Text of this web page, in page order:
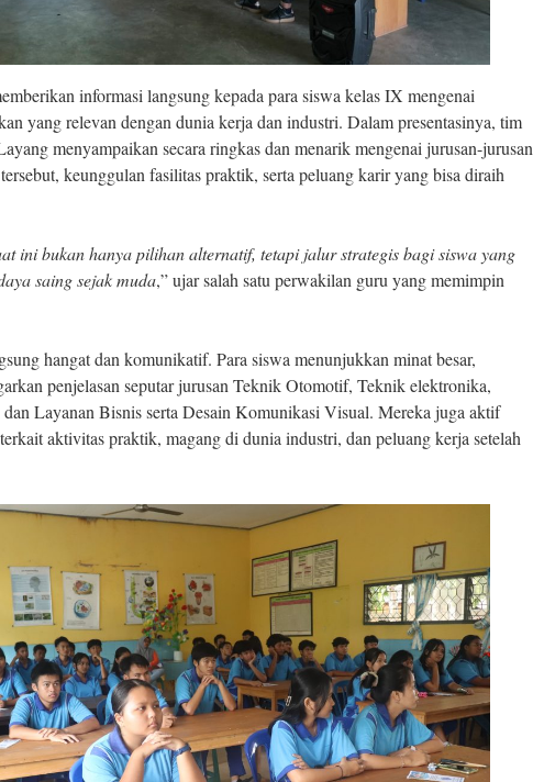
informasi langsung kepada para siswa kelas IX mengenai
yang relevan dengan dunia kerja dan industri. Dalam presentasinya, tim
menyampaikan secara ringkas dan menarik mengenai jurusan-jurusan
keunggulan fasilitas praktik, serta peluang karir yang bisa diraih
ini bukan hanya pilihan alternatif, tetapi jalur strategis bagi siswa yang
saing sejak muda,” ujar salah satu perwakilan guru yang memimpin
hangat dan komunikatif. Para siswa menunjukkan minat besar,
penjelasan seputar jurusan Teknik Otomotif, Teknik elektronika,
Layanan Bisnis serta Desain Komunikasi Visual. Mereka juga aktif
aktivitas praktik, magang di dunia industri, dan peluang kerja setelah